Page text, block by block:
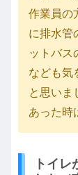
作業員の
に排水管
ットバス
なども気
と思いま
あった時
トイ